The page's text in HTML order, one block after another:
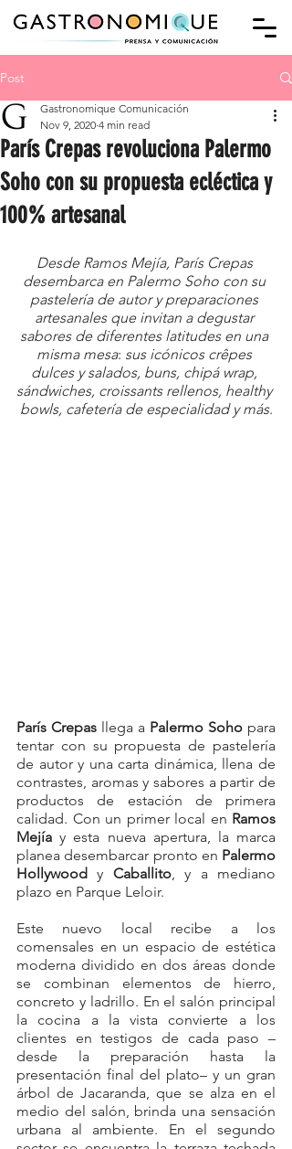
Post
París Crepas revoluciona Palermo
Soho con su propuesta ecléctica y
100% artesanal
Gastronomique Comunicación
Nov 9, 2020 4 min read
Desde Ramos Mejía, París Crepas
desembarca en Palermo Soho con su
pastelería de autor y preparaciones
artesanales que invitan a degustar
sabores de diferentes latitudes en una
misma mesa: sus icónicos crêpes
dulces y salados, buns, chipá wrap,
sándwiches, croissants rellenos, healthy
bowls, cafetería de especialidad y más.
París Crepas llega a Palermo Soho para
tentar con su propuesta de pastelería
de autor y una carta dinámica, llena de
contrastes, aromas y sabores a partir de
productos de estación de primera
calidad. Con un primer local en Ramos
Mejía y esta nueva apertura, la marca
planea desembarcar pronto en Palermo
Hollywood y Caballito, y a mediano
plazo en Parque Leloir.
Este nuevo local recibe a los
comensales en un espacio de estética
moderna dividido en dos áreas donde
se combinan elementos de hierro,
concreto y ladrillo. En el salón principal
la cocina a la vista convierte a los
clientes en testigos de cada paso –
desde la preparación hasta la
presentación final del plato– y un gran
árbol de Jacaranda, que se alza en el
medio del salón, brinda una sensación
urbana al ambiente. En el segundo